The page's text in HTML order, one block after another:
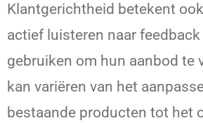
Klantgerichtheid betekent
actief luisteren naar feedback
gebruiken om hun aanbod te
kan variëren van het
bestaande producten tot het